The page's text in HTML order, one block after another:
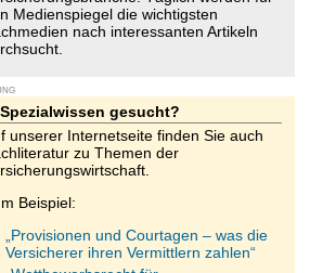
Medienspiegel die wichtigsten
nach interessanten Artikeln
Spezialwissen gesucht?
unserer Internetseite finden Sie auch
zu Themen der
Beispiel:
„Provisionen und Courtagen – was die
Versicherer ihren Vermittlern zahlen“